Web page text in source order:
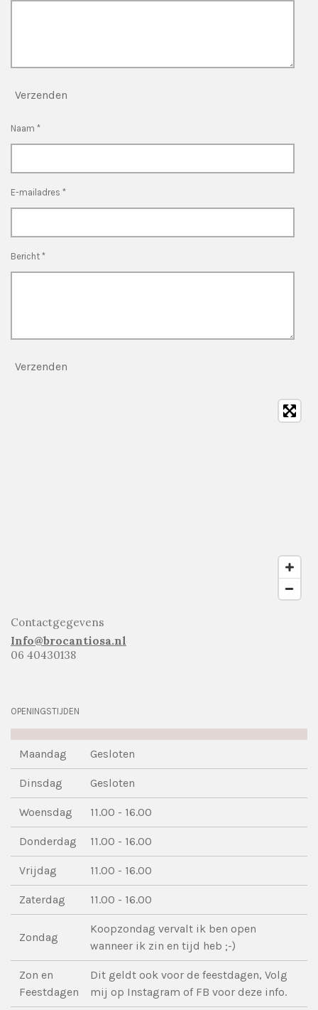
Verzenden
Naam *
E-mailadres *
Bericht *
Verzenden
Contactgegevens
Info@brocantiosa.nl
06 40430138
OPENINGSTIJDEN
Maandag Gesloten
Dinsdag Gesloten
Woensdag 11.00 - 16.00
Donderdag 11.00 - 16.00
Vrijdag 11.00 - 16.00
Zaterdag 11.00 - 16.00
Zondag
Koopzondag vervalt ik ben open
wanneer ik zin en tijd heb ;-)
Zon en
Feestdagen
Dit geldt ook voor de feestdagen, Volg
mij op Instagram of FB voor deze info.